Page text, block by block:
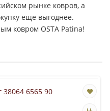
рынке ковров, а
еще выгоднее.
ковром OSTA Patina!